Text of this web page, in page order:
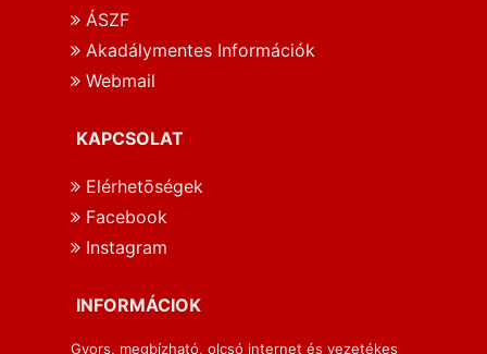
ÁSZF
Akadálymentes Információk
Webmail
KAPCSOLAT
Elérhetōségek
Facebook
Instagram
INFORMÁCIOK
Gyors, megbízható, olcsó internet és vezetékes